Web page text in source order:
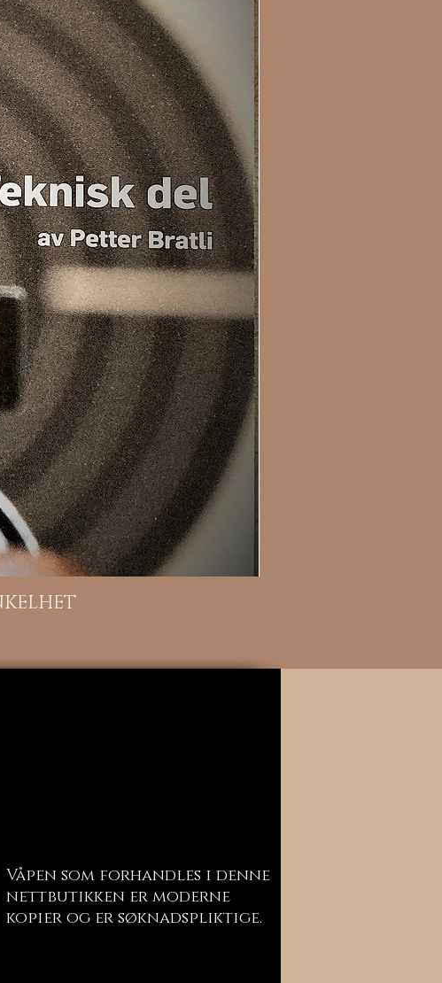
Våpen som forhandles i denne
nettbutikken er moderne
kopier og er søknadspliktige.